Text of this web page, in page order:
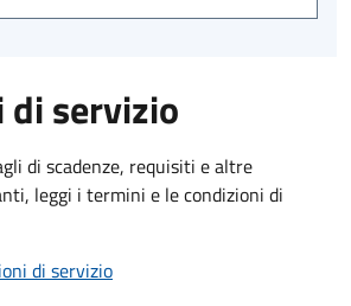
di servizio
di scadenze, requisiti e altre
leggi i termini e le condizioni di
di servizio